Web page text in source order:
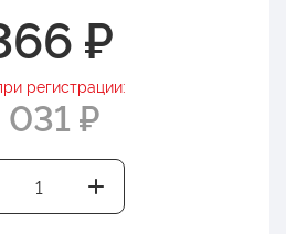
₽
регистрации:
031 ₽